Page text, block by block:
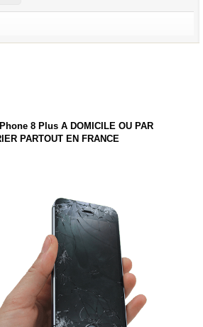
8 Plus A DOMICILE OU PAR
PARTOUT EN FRANCE